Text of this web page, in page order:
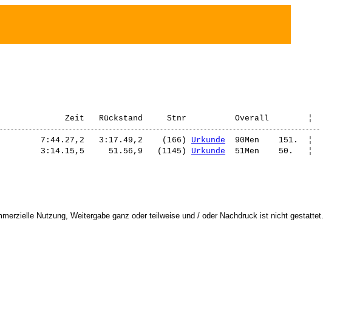
7:44.27,2   3:17.49,2    (166) Urkunde
  90Men    151.  ¦
3:14.15,5     51.56,9   (1145) Urkunde
Nutzung, Weitergabe ganz oder teilweise und / oder Nachdruck ist nicht gestattet.